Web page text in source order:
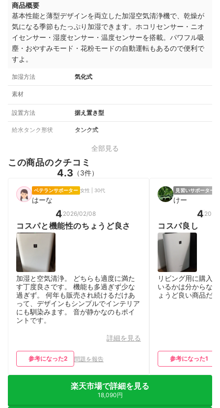
商品概要
基本性能と薄型デザインを両立した加湿空気清浄機で、乾燥が
気になる季節もたっぷり加湿できます。 ホコリセンサー・ニオ
イセンサー・湿度センサー・温度センサーを搭載。パワフル吸
塵・おやすみモード・花粉モードの自動運転もあるので便利で
すよ。
加湿方法 気化式
素材
設置方法 据え置き型
給水タンク形状 タンク式
全部見る
この商品のクチコミ
4.3 （3件）
ベテランサポーター 女性 | 30代
はーな
4 2026/02/08
コスパと機能性のちょうど良さ
加湿と空気清浄。 どちらも適度に満た
す丁度良さです。 機能も多過ぎず少な
過ぎず。 何年も販売され続けるだけあ
って、デザインもシンプルでインテリア
にも馴染みます。 音が静かなのもポイ
ントです。
詳細を見る
参考になった2 問題を報告
見習いサポーター
けー
4
コスパ良し
リビング用に購入
いるかは分からな
ょうど良い商品だ
参考になった1
楽天市場で詳細を見る
18,090円